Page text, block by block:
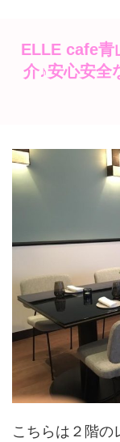
ELLE cafe青
介♪安心安全
こちらは２階の